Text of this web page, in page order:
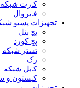
کارت شبکه
فایروال
تجهیزات پسیو
پچ پنل
پچ کورد
تستر شبکه
رک
کابل شبکه
کیستون و